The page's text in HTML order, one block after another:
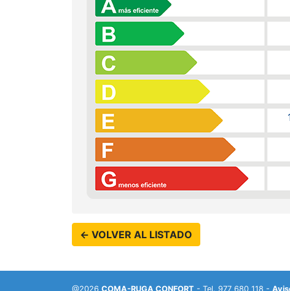
← VOLVER AL LISTADO
@2026 COMA-RUGA CONFORT - Tel. 977 680 118 -